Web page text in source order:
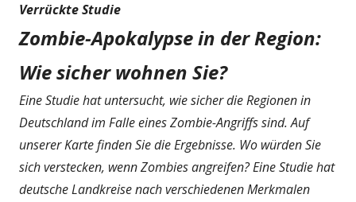
Verrückte Studie
Zombie-Apokalypse in der Region:
Wie sicher wohnen Sie?
Eine Studie hat untersucht, wie sicher die Regionen in
Deutschland im Falle eines Zombie-Angriffs sind. Auf
unserer Karte finden Sie die Ergebnisse. Wo würden Sie
sich verstecken, wenn Zombies angreifen? Eine Studie hat
deutsche Landkreise nach verschiedenen Merkmalen